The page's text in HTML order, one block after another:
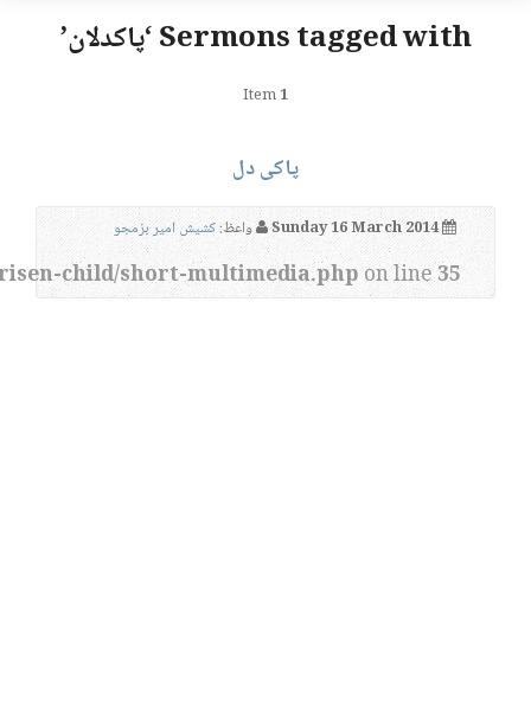
Sermons tagged with ‘پاکدلان’
1
پاکی دل
Sunday 16 March 2014 واعظ:کشیش امیر بزمجو
child/short-multimedia.php on line35